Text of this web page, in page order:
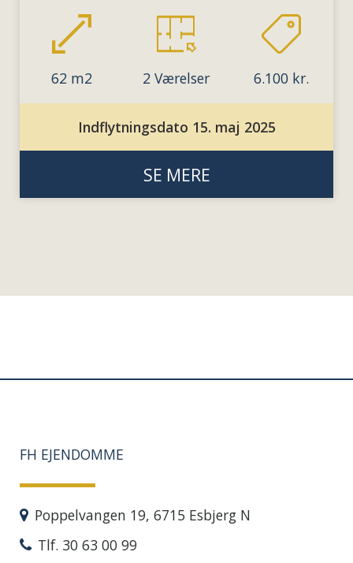
62 m2 2 Værelser 6.100 kr.
Indflytningsdato 15. maj 2025
SE MERE
FH EJENDOMME
Poppelvangen 19, 6715 Esbjerg N
Tlf. 30 63 00 99